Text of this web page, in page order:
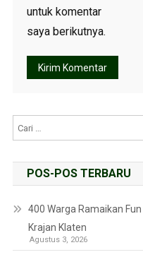
untuk komentar
saya berikutnya.
POS-POS TERBARU
400 Warga Ramaikan Fun
Krajan Klaten
Agustus 3, 2026